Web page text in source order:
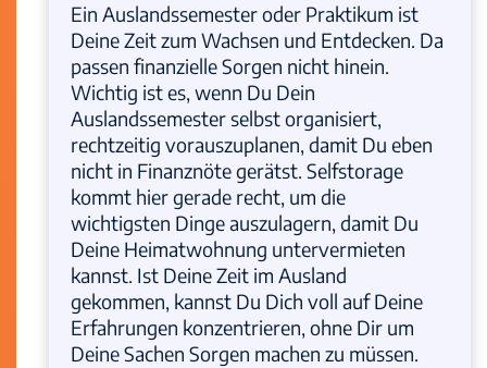
Ein Auslandssemester oder Praktikum ist
Deine Zeit zum Wachsen und Entdecken. Da
passen finanzielle Sorgen nicht hinein.
Wichtig ist es, wenn Du Dein
Auslandssemester selbst organisiert,
rechtzeitig vorauszuplanen, damit Du eben
nicht in Finanznöte gerätst. Selfstorage
kommt hier gerade recht, um die
wichtigsten Dinge auszulagern, damit Du
Deine Heimatwohnung untervermieten
kannst. Ist Deine Zeit im Ausland
gekommen, kannst Du Dich voll auf Deine
Erfahrungen konzentrieren, ohne Dir um
Deine Sachen Sorgen machen zu müssen.